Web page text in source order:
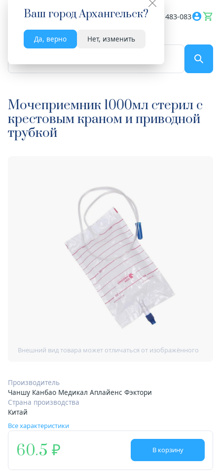
Ваш городАрхангельск?
Да, верно Нет, изменить
Весь сайт 8182 483-083
Мочеприемник 1000мл стерил с
крестовым краном и приводной
трубкой
Производитель
Чаншу Канбао Медикал Аплайенс Фэктори
Страна производства
Китай
Все характеристики
60.5 В корзину